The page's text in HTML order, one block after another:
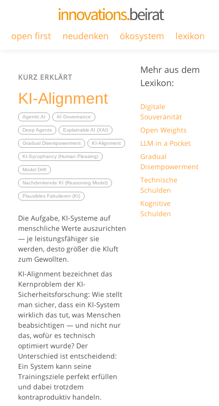
open first neudenken ökosystem lexikon
KURZ ERKLÄRT
KI-Alignment
Agentic AI AI Governance
Deep Agents Explainable AI (XAI)
Gradual Disempowerment KI-Alignment
KI-Sycophancy (Human Pleasing)
Model Drift
Nachdenkende KI (Reasoning Model)
Plausibles Fabulieren (KI)
Die Aufgabe, KI-Systeme auf
menschliche Werte auszurichten
— je leistungsfähiger sie
werden, desto größer die Kluft
zum Gewollten.
KI-Alignment bezeichnet das
Kernproblem der KI-
Sicherheitsforschung: Wie stellt
man sicher, dass ein KI-System
wirklich das tut, was Menschen
beabsichtigen — und nicht nur
das, wofür es technisch
optimiert wurde? Der
Unterschied ist entscheidend:
Ein System kann seine
Trainingsziele perfekt erfüllen
und dabei trotzdem
kontraproduktiv handeln.
Mehr aus dem
Lexikon:
Digitale
Souveränität
Open Weights
LLM in a Pocket
Gradual
Disempowerment
Technische
Schulden
Kognitive
Schulden